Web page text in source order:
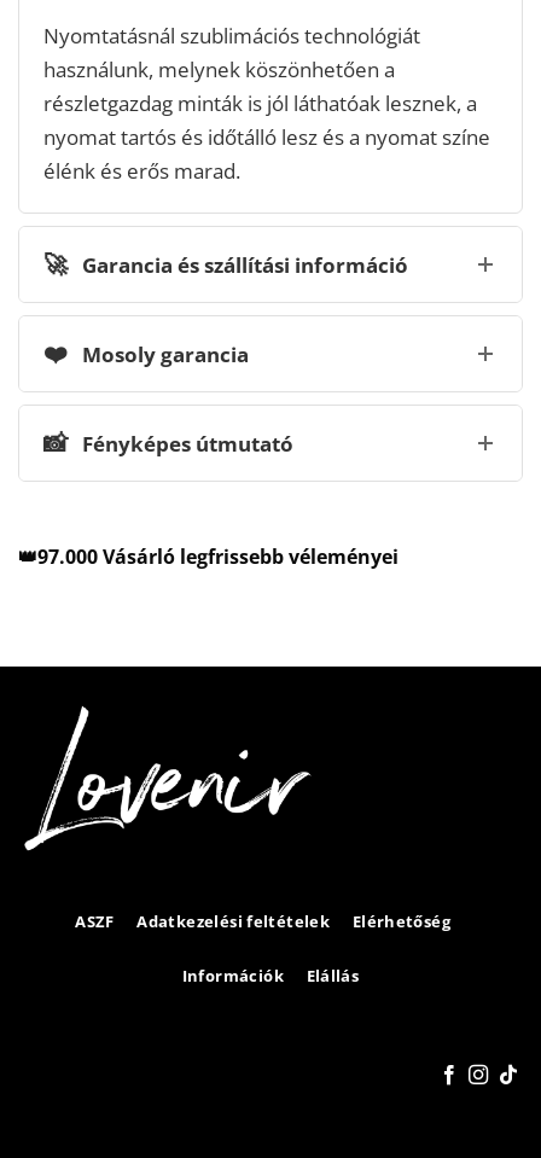
Nyomtatásnál szublimációs technológiát
használunk, melynek köszönhetően a
részletgazdag minták is jól láthatóak lesznek, a
nyomat tartós és időtálló lesz és a nyomat színe
élénk és erős marad.
🚀 Garancia és szállítási információ
❤️ Mosoly garancia
📸 Fényképes útmutató
👑97.000 Vásárló legfrissebb véleményei
ASZF Adatkezelési feltételek Elérhetőség
Információk Elállás